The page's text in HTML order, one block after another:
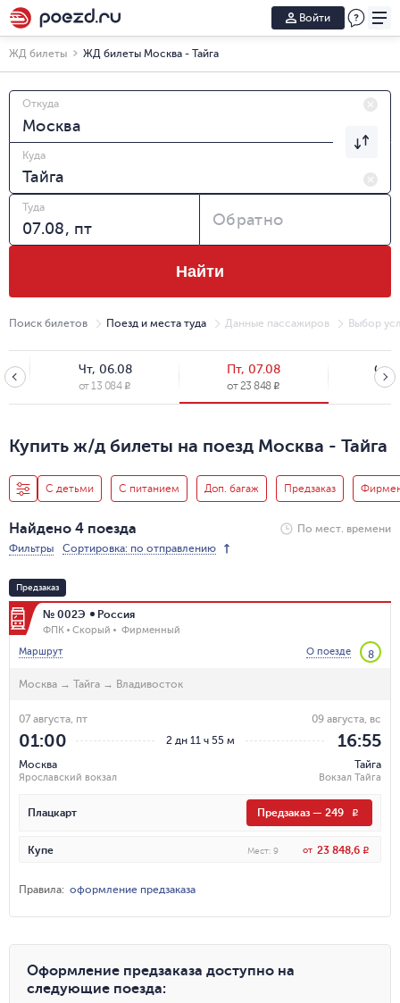
Войти
ЖД билеты ЖД билеты Москва - Тайга
Откуда
Куда
Туда
Обратно
Найти
Поиск билетов Поезд и места туда Данные пассажиров Выбор
Чт, 06.08
от13 084 R
Пт, 07.08
от 23 848 R
Сб,
от
Купить ж/д билеты на поезд Москва - Тайга
С детьми С питанием Доп. багаж Предзаказ
Найдено 4 поезда
По мест. времени
Фильтры
Сортировка: по отправлению
Предзаказ
№ 002Э Россия
ФПК Скорый
Фирменный
Маршрут
О поезде 8
Москва → Тайга → Владивосток
2 дн 11 ч 55 м
07 августа, пт
01:00
Москва
Ярославский вокзал
09 августа, вс
16:55
Тайга
Вокзал Тайга
Плацкарт Предзаказ — 249 R
Купе Мест: 9 от 23 848,6 R
Правила: оформление предзаказа
Оформление предзаказа доступно на
следующие поезда: